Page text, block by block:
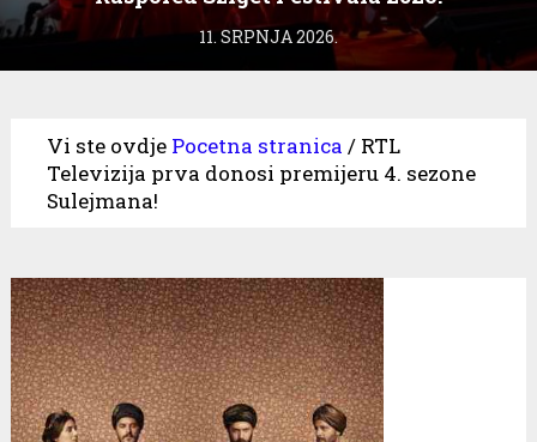
11. SRPNJA 2026.
Vi ste ovdje Pocetna stranica / RTL
Televizija prva donosi premijeru 4. sezone
Sulejmana!